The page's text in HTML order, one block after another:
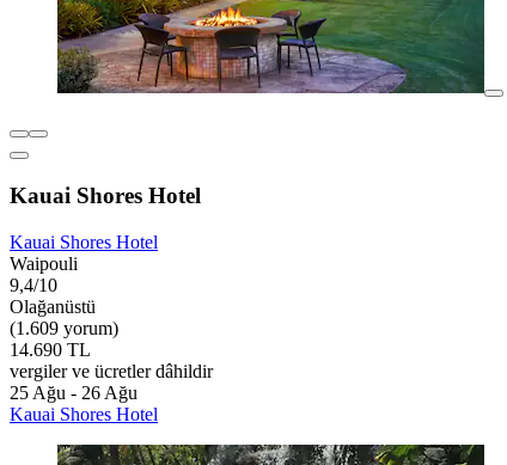
Kauai Shores Hotel
Kauai Shores Hotel
Waipouli
9,4/10
Olağanüstü
(1.609 yorum)
14.690 TL
vergiler ve ücretler dâhildir
25 Ağu - 26 Ağu
Kauai Shores Hotel